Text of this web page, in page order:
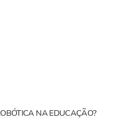
NA EDUCAÇÃO?